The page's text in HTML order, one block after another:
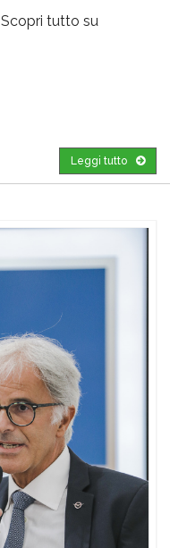
Scopri tutto su
Leggi tutto